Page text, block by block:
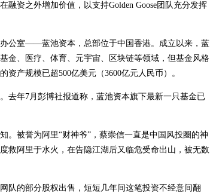
融资之外增加价值，以支持Golden Goose团队充分发挥
室——蓝池资本，总部位于中国香港。成立以来，蓝
金、医疗、体育、元宇宙、区块链等领域，但基金风格
资产规模已超500亿美元（3600亿元人民币）。
年7月彭博社报道称，蓝池资本旗下最新一只基金已
被誉为阿里“财神爷”，蔡崇信一直是中国风投圈的神
救阿里于水火，在告隐江湖后又临危受命出山，被无数
的部分股权出售，短短几年间这笔投资不经意间翻